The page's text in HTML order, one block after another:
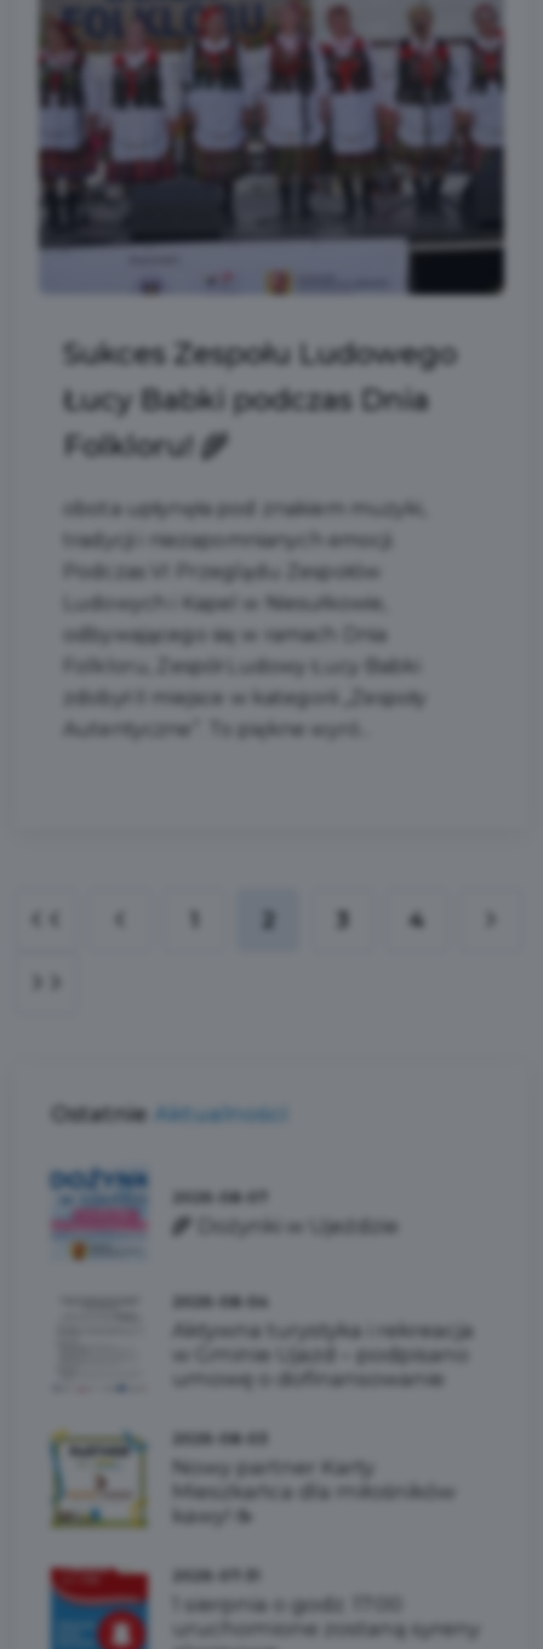
Sukces Zespołu Ludowego
Łucy Babki podczas Dnia
Folkloru! 🌾
obota upłynęła pod znakiem muzyki,
tradycji i niezapomnianych emocji.
Podczas VI Przeglądu Zespołów
Ludowych i Kapel w Niesułkowie,
odbywającego się w ramach Dnia
Folkloru, Zespół Ludowy Łucy Babki
zdobył II miejsce w kategorii „Zespoły
Autentyczne”. To piękne wyró...
4
Ostatnie Aktualności
2026-08-07
🌾 Dożynki w Ujeździe
Aktywna turystyka i rekreacja
w Gminie Ujazd – podpisano
umowę o dofinansowanie
Nowy partner Karty
Mieszkańca dla miłośników
kawy! ☕
1 sierpnia o godz. 17:00
uruchomione zostaną syreny